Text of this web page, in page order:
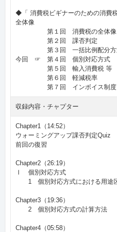
◆「 消費税ビギナーのための消費
全体像
第１回 消費税の全体像
第２回 課否判定
第３回 一括比例配分方
今回 ☞ 第４回 個別対応方式
第５回 輸入消費税 等
第６回 軽減税率
第７回 インボイス制度
収録内容・チャプター
Chapter1（14:52）
ウォーミングアップ課否判定Quiz
前回の復習
Chapter2（26:19）
Ⅰ 個別対応方式
1 個別対応方式における用途
Chapter3（19:36）
2 個別対応方式の計算方法
Chapter4（05:58）